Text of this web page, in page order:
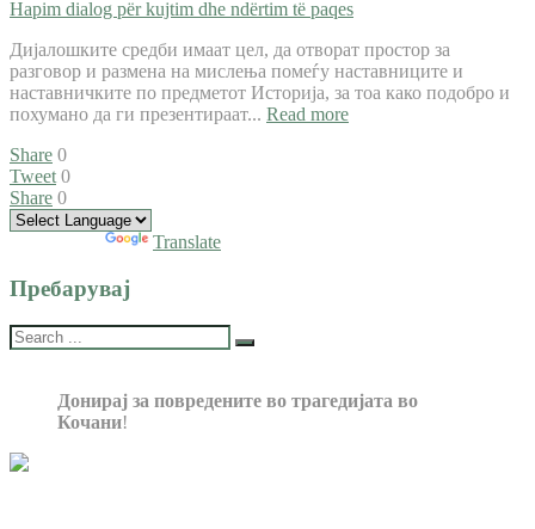
Дијалошките средби имаат цел, да отворат простор за
разговор и размена на мислења помеѓу наставниците и
наставничките по предметот Историја, за тоа како подобро и
похумано да ги презентираат... Read more
Share 0
Tweet 0
Share 0
Translate
Пребарувај
Донирај за повредените во трагедијата во
Кочани!